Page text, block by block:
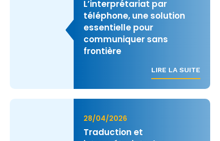
L’interprétariat par
téléphone, une solution
essentielle pour
communiquer sans
frontière
LIRE LA SUITE
28/04/2026
Traduction et